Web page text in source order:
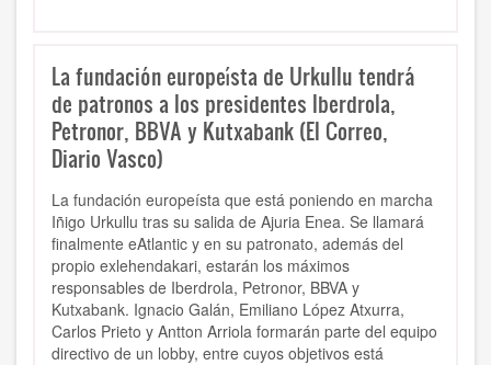
La fundación europeísta de Urkullu tendrá
de patronos a los presidentes Iberdrola,
Petronor, BBVA y Kutxabank (El Correo,
Diario Vasco)
La fundación europeísta que está poniendo en marcha
Iñigo Urkullu tras su salida de Ajuria Enea. Se llamará
finalmente eAtlantic y en su patronato, además del
propio exlehendakari, estarán los máximos
responsables de Iberdrola, Petronor, BBVA y
Kutxabank. Ignacio Galán, Emiliano López Atxurra,
Carlos Prieto y Antton Arriola formarán parte del equipo
directivo de un lobby, entre cuyos objetivos está